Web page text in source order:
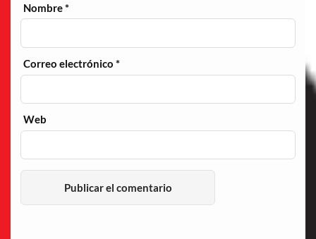
Nombre*
Correo electrónico*
Web